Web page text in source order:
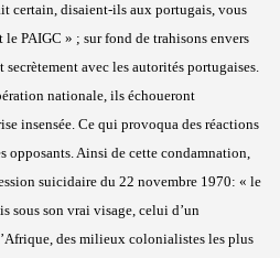
certain, disaient-ils aux portugais, vous
PAIGC » ; sur fond de trahisons envers
avec les autorités portugaises.
nationale, ils échoueront
insensée. Ce qui provoqua des réactions
opposants. Ainsi de cette condamnation,
suicidaire du 22 novembre 1970: « le
sous son vrai visage, celui d’un
des milieux colonialistes les plus